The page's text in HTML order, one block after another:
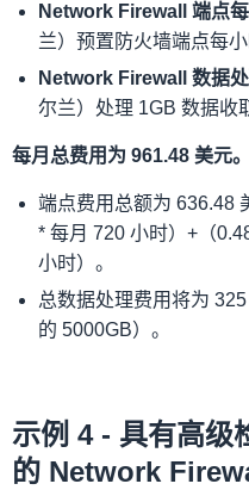
Network Firewall 端点
兰）预置防火墙端点每
Network Firewall 数据
尔兰）处理 1GB 数据收
每月总费用为 961.48 美元。
端点费用总额为 636.48
* 每月 720 小时）+（
小时）。
总数据处理费用将为
的 5000GB）。
示例 4 - 具有高级
的 Network